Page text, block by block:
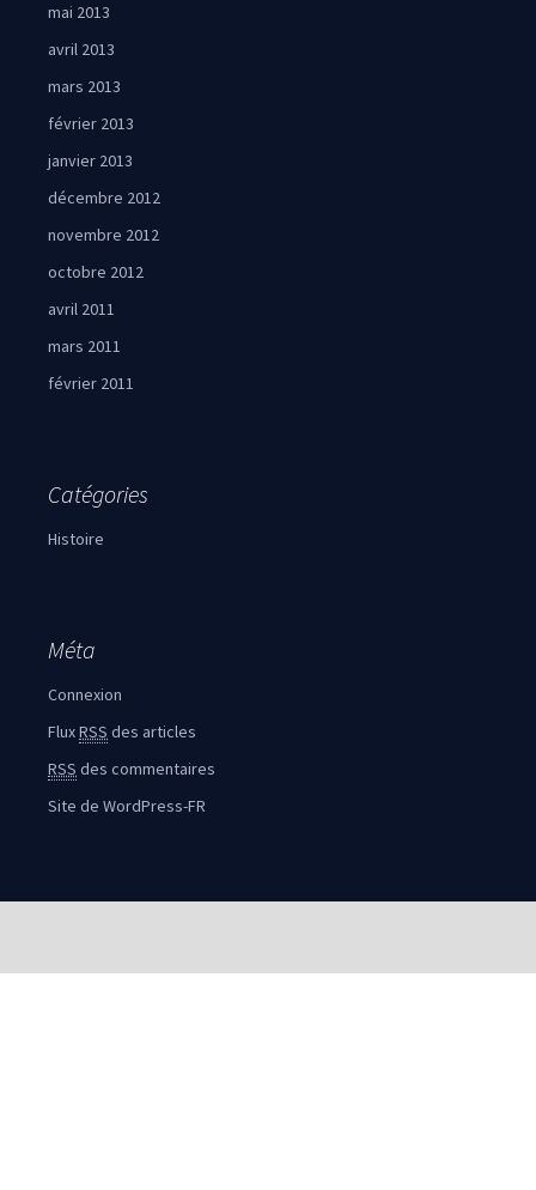
mai 2013
avril 2013
mars 2013
février 2013
janvier 2013
décembre 2012
novembre 2012
octobre 2012
avril 2011
mars 2011
février 2011
Catégories
Histoire
Méta
Connexion
FluxRSS des articles
RSS des commentaires
Site de WordPress-FR